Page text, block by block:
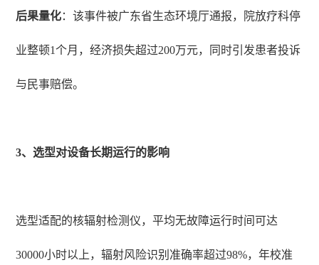
后果量化：该事件被广东省生态环境厅通报，院放疗科停
业整顿1个月，经济损失超过200万元，同时引发患者投诉
与民事赔偿。
3、选型对设备长期运行的影响
选型适配的核辐射检测仪，平均无故障运行时间可达
30000小时以上，辐射风险识别准确率超过98%，年校准